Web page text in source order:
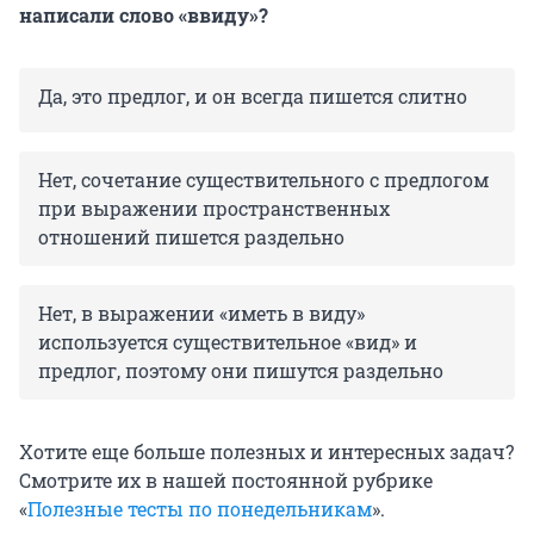
написали слово «ввиду»?
Да, это предлог, и он всегда пишется слитно
Нет, сочетание существительного с предлогом
при выражении пространственных
отношений пишется раздельно
Нет, в выражении «иметь в виду»
используется существительное «вид» и
предлог, поэтому они пишутся раздельно
Хотите еще больше полезных и интересных задач?
Смотрите их в нашей постоянной рубрике
«Полезные тесты по понедельникам».